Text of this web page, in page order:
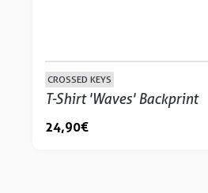
CROSSED KEYS
T-Shirt 'Waves' Backprint
24,90 €